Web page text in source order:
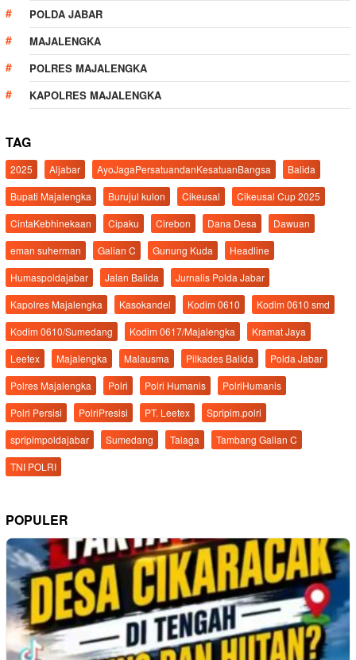
POLDA JABAR
MAJALENGKA
POLRES MAJALENGKA
KAPOLRES MAJALENGKA
TAG
2025 Aljabar AyoJagaPersatuandanKesatuanBangsa
Balida
Bupati Majalengka
Burujul kulon Cikeusal
Cikeusal Cup 2025
CintaKebhinekaan
Cipaku Cirebon Dana Desa
Dawuan
eman suherman
Galian C Gunung Kuda
Headline
Humaspoldajabar
Jalan Balida
Jurnalis Polda Jabar
Kapolres Majalengka
Kasokandel Kodim 0610
Kodim 0610 smd
Kodim 0610/Sumedang
Kodim 0617/Majalengka
Kramat Jaya
Leetex
Majalengka Malausma Pilkades Balida
Polda Jabar
Polres Majalengka
Polri Polri Humanis
PolriHumanis
Polri Persisi
PolriPresisi PT. Leetex
Spripim.polri
spripimpoldajabar
Sumedang Talaga
Tambang Galian C
TNI POLRI
POPULER